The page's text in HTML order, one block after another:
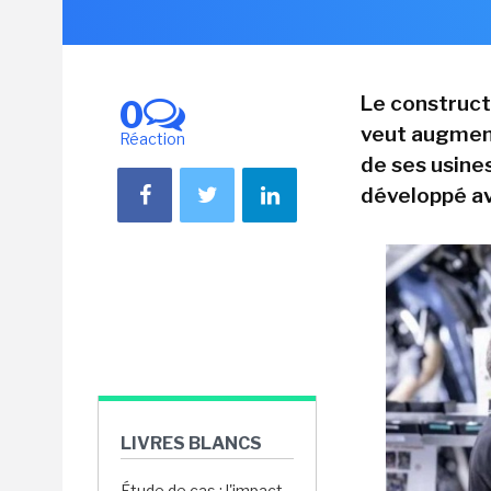
0
Réaction
LIVRES BLANCS
Le
veut
de ses
développé